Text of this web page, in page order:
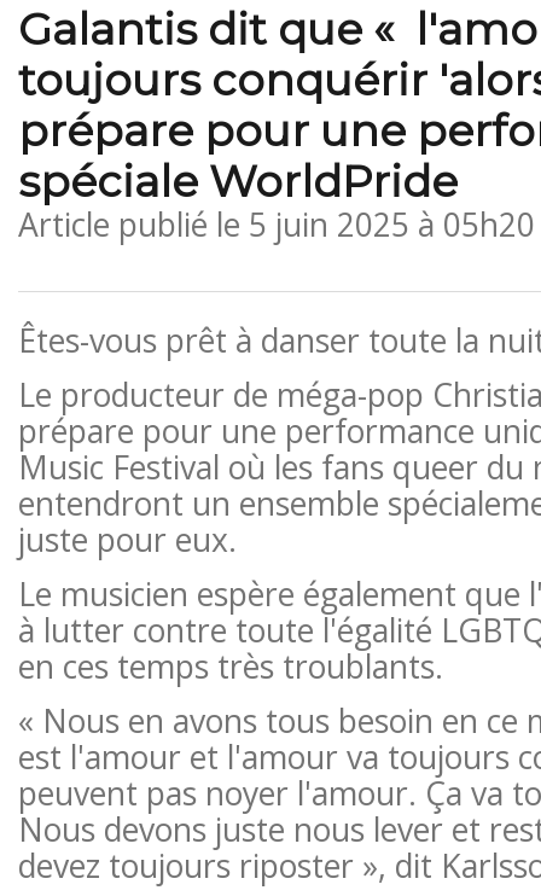
Galantis dit que «
toujours conquérir
prépare pour une
spéciale WorldPride
Article publié le 5 juin 2025 à 05h20
Êtes-vous prêt à danser toute la
Le producteur de méga-pop
prépare pour une performance
Music Festival où les fans queer
entendront un ensemble
juste pour eux.
Le musicien espère également que
à lutter contre toute l'égalité
en ces temps très troublants.
« Nous en avons tous besoin en
est l'amour et l'amour va toujours
peuvent pas noyer l'amour. Ça va
Nous devons juste nous lever et
devez toujours riposter », dit